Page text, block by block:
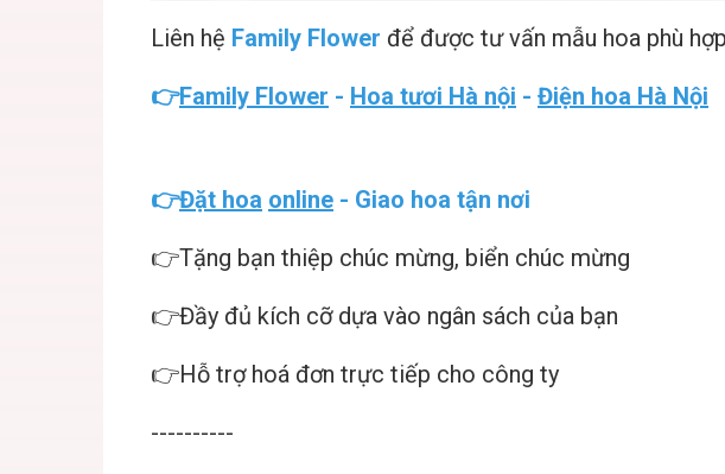
Liên hệ Family Flower để được tư vấn mẫu hoa phù
👉Family Flower - Hoa tươi Hà nội - Điện hoa Hà Nội
👉Đặt hoa online - Giao hoa tận nơi
👉Tặng bạn thiệp chúc mừng, biển chúc mừng
👉Đầy đủ kích cỡ dựa vào ngân sách của bạn
👉Hỗ trợ hoá đơn trực tiếp cho công ty
----------